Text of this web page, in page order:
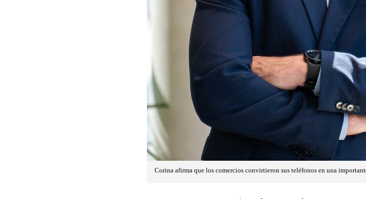
Corina afirma que los comercios convirtieron sus teléfonos en una